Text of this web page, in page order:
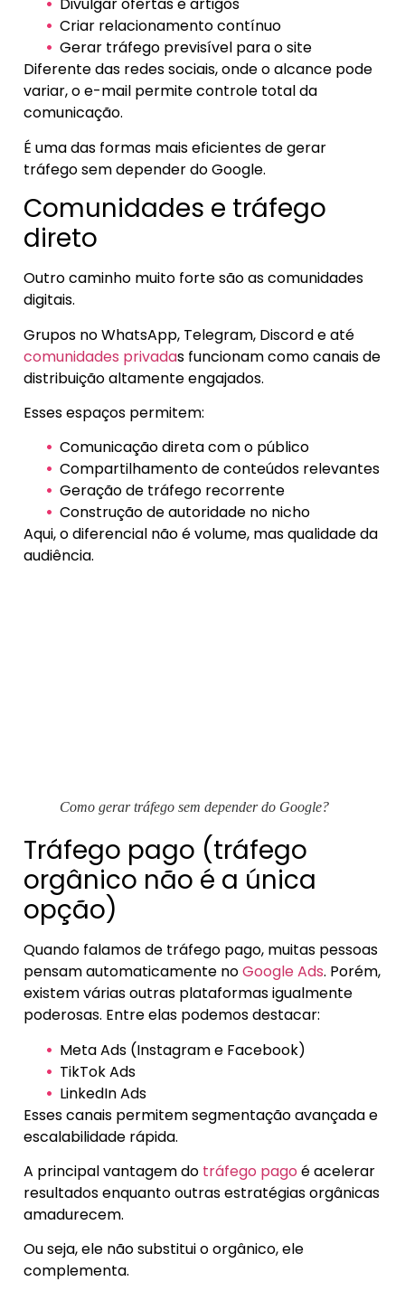
Divulgar ofertas e artigos
Criar relacionamento contínuo
Gerar tráfego previsível para o site
Diferente das redes sociais, onde o alcance pode
variar, o e-mail permite controle total da
comunicação.
É uma das formas mais eficientes de gerar
tráfego sem depender do Google.
Comunidades e tráfego
direto
Outro caminho muito forte são as comunidades
digitais.
Grupos no WhatsApp, Telegram, Discord e até
comunidades privadas funcionam como canais de
distribuição altamente engajados.
Esses espaços permitem:
Comunicação direta com o público
Compartilhamento de conteúdos relevantes
Geração de tráfego recorrente
Construção de autoridade no nicho
Aqui, o diferencial não é volume, mas qualidade da
audiência.
Como gerar tráfego sem depender do Google?
Tráfego pago (tráfego
orgânico não é a única
opção)
Quando falamos de tráfego pago, muitas pessoas
pensam automaticamente noGoogle Ads. Porém,
existem várias outras plataformas igualmente
poderosas. Entre elas podemos destacar:
Meta Ads (Instagram e Facebook)
TikTok Ads
LinkedIn Ads
Esses canais permitem segmentação avançada e
escalabilidade rápida.
A principal vantagem do tráfego pago é acelerar
resultados enquanto outras estratégias orgânicas
amadurecem.
Ou seja, ele não substitui o orgânico, ele
complementa.